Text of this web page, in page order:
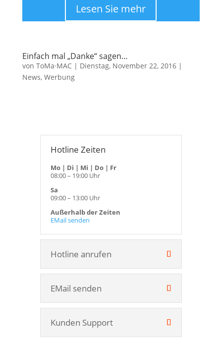
Lesen Sie mehr
Einfach mal „Danke“ sagen…
von ToMa·MAC| Dienstag, November 22, 2016|
News, Werbung
Hotline Zeiten
Mo | Di | Mi | Do | Fr
08:00 – 19:00 Uhr
Sa
09:00 – 13:00 Uhr
Außerhalb der Zeiten
EMail senden
Hotline anrufen
EMail senden
Kunden Support